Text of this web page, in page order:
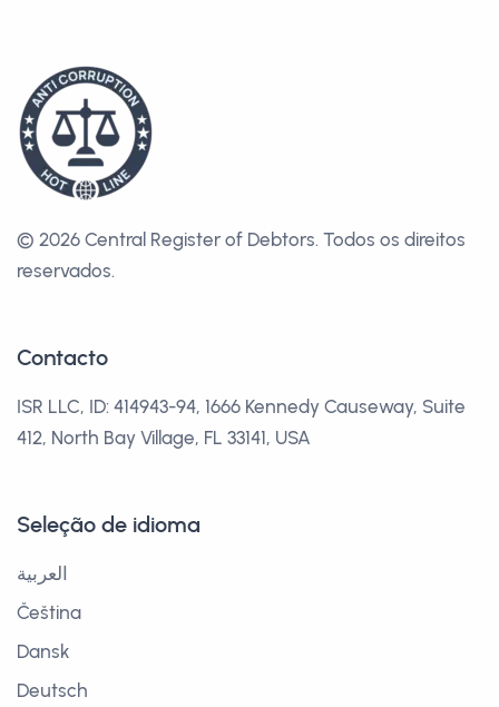
© 2026 Central Register of Debtors. Todos os direitos
reservados.
Contacto
ISR LLC, ID: 414943-94, 1666 Kennedy Causeway, Suite
412, North Bay Village, FL 33141, USA
Seleção de idioma
العربية
Čeština
Dansk
Deutsch